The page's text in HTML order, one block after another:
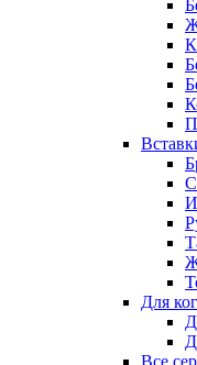
Для
Все